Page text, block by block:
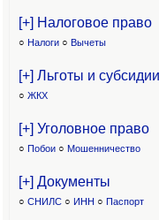
[+] Налоговое право
○ Налоги ○ Вычеты
[+] Льготы и субсидии
○ ЖКХ
[+] Уголовное право
○ Побои ○ Мошенничество
[+] Документы
○ СНИЛС ○ ИНН ○ Паспорт